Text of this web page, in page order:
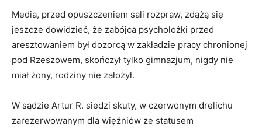
Media, przed opuszczeniem sali rozpraw, zdążą się
jeszcze dowidzieć, że zabójca psycholożki przed
aresztowaniem był dozorcą w zakładzie pracy chronionej
pod Rzeszowem, skończył tylko gimnazjum, nigdy nie
miał żony, rodziny nie założył.
W sądzie Artur R. siedzi skuty, w czerwonym drelichu
zarezerwowanym dla więźniów ze statusem